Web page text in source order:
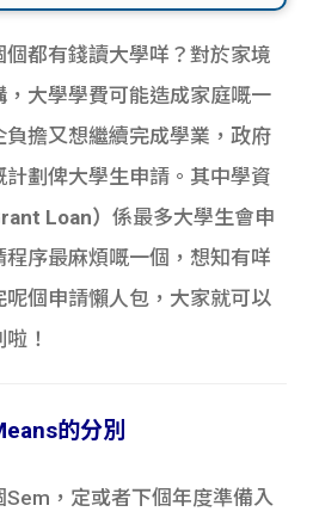
都有錢讀大學咩？對於家境
大學學費可能造成家庭嘅一
擔又想繼續完成學業，政府
劃俾大學生申請。其中學資
Loan）係最多大學生會申
序最麻煩嘅一個，想知有咩
個申請懶人包，大家就可以
！
的分別
，定或者下個年度準備入